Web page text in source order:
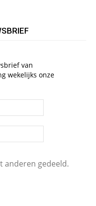
van
wekelijks onze
anderen gedeeld.